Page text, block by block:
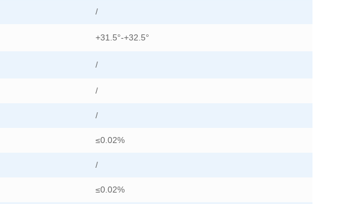
/
+31.5°-+32.5°
/
/
/
≤0.02%
/
≤0.02%